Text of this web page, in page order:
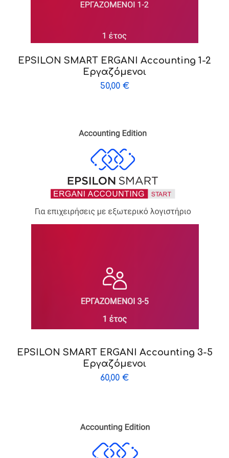
EPSILON SMART ERGANI Accounting 1-2
Εργαζόμενοι
50,00 €
EPSILON SMART ERGANI Accounting 3-5
Εργαζόμενοι
60,00 €